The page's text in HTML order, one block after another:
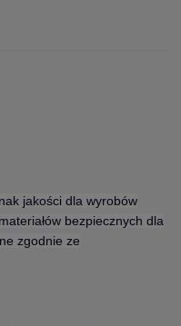
jakości dla wyrobów
bezpiecznych dla
zgodnie ze